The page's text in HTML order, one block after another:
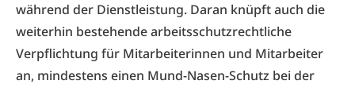
während der Dienstleistung. Daran knüpft auch die
weiterhin bestehende arbeitsschutzrechtliche
Verpflichtung für Mitarbeiterinnen und Mitarbeiter
an, mindestens einen Mund-Nasen-Schutz bei der